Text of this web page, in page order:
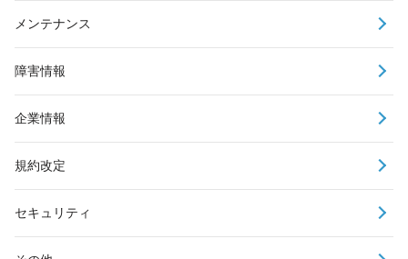
メンテナンス
障害情報
企業情報
規約改定
セキュリティ